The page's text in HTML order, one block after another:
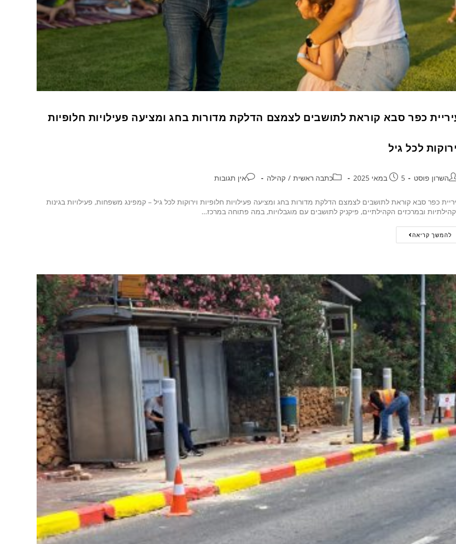
כפר סבא קוראת לתושבים לצמצם הדלקת מדורות בחג ומציעה פעילויות חלופיות
לכל גיל
השרון פוסט 5 במאי 2025 כתבה ראשית / קהילה אין תגובות
כפר סבא קוראת לתושבים לצמצם הדלקת מדורות בחג ומציעה פעילויות חלופיות וירוקות לכל גיל – קמפינג משפחות, פעילויות בגינות
ובמרכזים הקהילתיים, פיקניק לתושבים עם מוגבלויות, במה פתוחה במרכז…
להמשך קריאה